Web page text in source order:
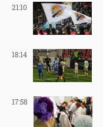
21:10
18:14
17:58